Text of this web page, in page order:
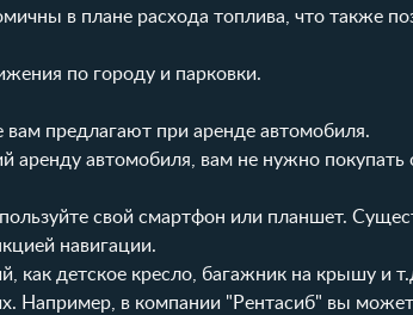
в плане расхода топлива, что также
по городу и парковки.
предлагают при аренде автомобиля.
аренду автомобиля, вам не нужно покупать
свой смартфон или планшет.
навигации.
как детское кресло, багажник на крышу и
Например, в компании "Рентасиб" вы